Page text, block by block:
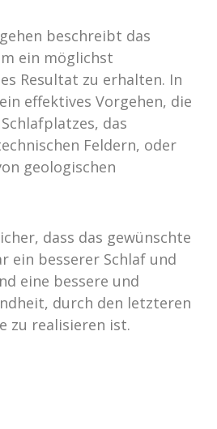
beschreibt das
ein möglichst
Resultat zu erhalten. In
effektives Vorgehen, die
das
Feldern, oder
geologischen
dass das gewünschte
ein besserer Schlaf und
eine bessere und
durch den letzteren
zu realisieren ist.